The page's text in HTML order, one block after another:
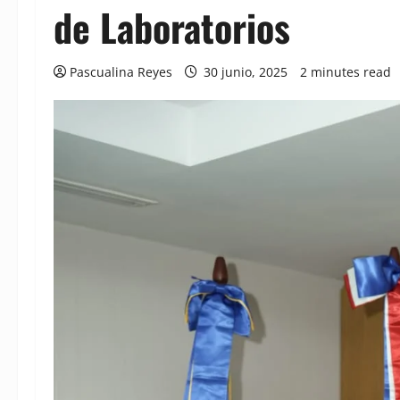
de Laboratorios
Pascualina Reyes 30 junio, 2025 2 minutes read